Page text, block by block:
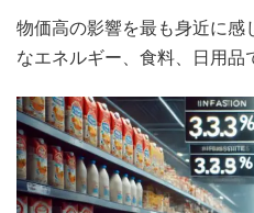
物価高の影響を最も身近に感
なエネルギー、食料、日用品